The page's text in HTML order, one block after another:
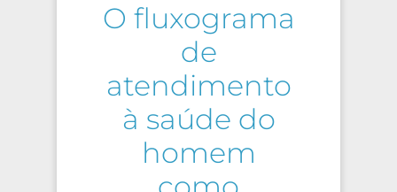
O fluxograma
de
atendimento
à saúde do
homem